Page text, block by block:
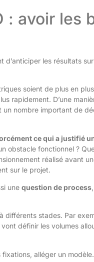
: avoir les
d’anticiper les résultats
soient de plus en
rapidement. D’une
un nombre important de
ce qui a justifié
obstacle fonctionnel ?
réalisé avant
sur le projet.
une question de process
stades. Par
définir les volumes
alléger un